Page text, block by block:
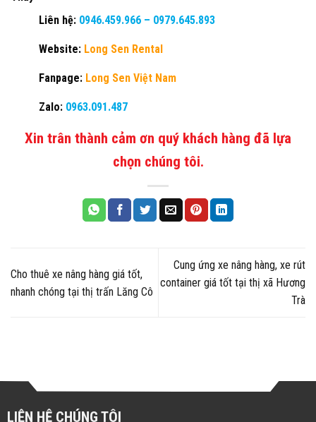
Liên hệ: 0946.459.966 – 0979.645.893
Website: Long Sen Rental
Fanpage: Long Sen Việt Nam
Zalo: 0963.091.487
Xin trân thành cảm ơn quý khách hàng đã lựa
chọn chúng tôi.
Cho thuê xe nâng hàng giá tốt,
nhanh chóng tại thị trấn Lăng Cô
Cung ứng xe nâng hàng, xe rút
container giá tốt tại thị xã Hương
Trà
LIÊN HỆ CHÚNG TÔI